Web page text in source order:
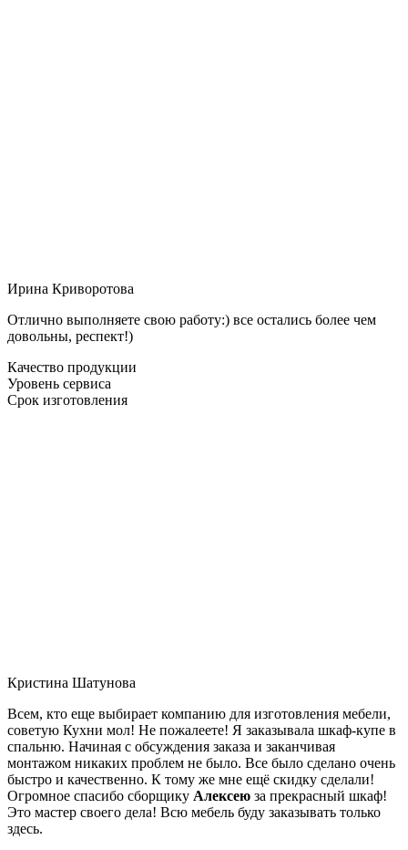
Ирина Криворотова
Отлично выполняете свою работу:) все остались более чем
довольны, респект!)
Качество продукции
Уровень сервиса
Срок изготовления
Кристина Шатунова
Всем, кто еще выбирает компанию для изготовления мебели,
советую Кухни мол! Не пожалеете! Я заказывала шкаф-купе в
спальню. Начиная с обсуждения заказа и заканчивая
монтажом никаких проблем не было. Все было сделано очень
быстро и качественно. К тому же мне ещё скидку сделали!
Огромное спасибо сборщику Алексею за прекрасный шкаф!
Это мастер своего дела! Всю мебель буду заказывать только
здесь.